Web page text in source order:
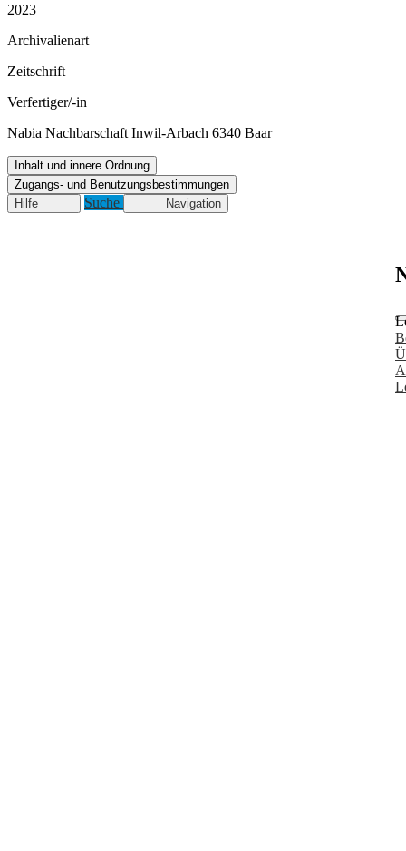
2023
Archivalienart
Zeitschrift
Verfertiger/-in
Nabia Nachbarschaft Inwil-Arbach 6340 Baar
Inhalt und innere Ordnung
Zugangs- und Benutzungsbestimmungen
Hilfe
Suche Navigation